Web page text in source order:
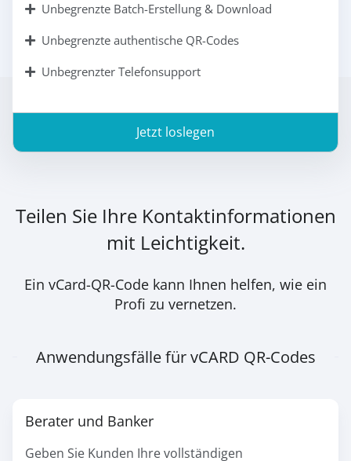
Unbegrenzte Batch-Erstellung & Download
Unbegrenzte authentische QR-Codes
Unbegrenzter Telefonsupport
Jetzt loslegen
Teilen Sie Ihre Kontaktinformationen
mit Leichtigkeit.
Ein vCard-QR-Code kann Ihnen helfen, wie ein
Profi zu vernetzen.
Anwendungsfälle für vCARD QR-Codes
Berater und Banker
Geben Sie Kunden Ihre vollständigen